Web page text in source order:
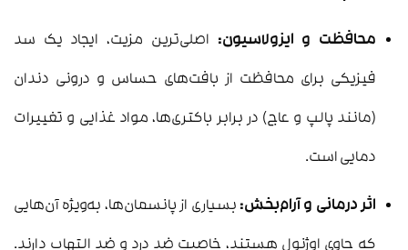
محافظت و ایزولاسیون: اصلی‌ترین مزیت، ایجاد یک سد
فیزیکی برای محافظت از بافت‌های حساس و درونی دندان
(مانند پالپ و عاج) در برابر باکتری‌ها، مواد غذایی و تغییرات
دمایی است.
اثر درمانی و آرام‌بخش: بسیاری از پانسمان‌ها، به‌ویژه آن‌هایی
که حاوی اوژنول هستند، خاصیت ضد درد و ضد التهاب دارند.